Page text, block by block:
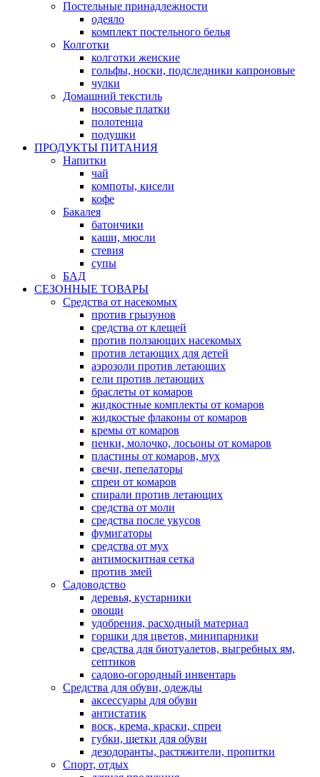
Постельные принадлежности
одеяло
комплект постельного белья
Колготки
колготки женские
гольфы, носки, подследники капроновые
чулки
Домашний текстиль
носовые платки
полотенца
подушки
ПРОДУКТЫ ПИТАНИЯ
Напитки
чай
компоты, кисели
кофе
Бакалея
батончики
каши, мюсли
стевия
супы
БАД
СЕЗОННЫЕ ТОВАРЫ
Средства от насекомых
против грызунов
средства от клещей
против ползающих насекомых
против летающих для детей
аэрозоли против летающих
гели против летающих
браслеты от комаров
жидкостные комплекты от комаров
жидкостые флаконы от комаров
кремы от комаров
пенки, молочко, лосьоны от комаров
пластины от комаров, мух
свечи, пепелаторы
спреи от комаров
спирали против летающих
средства от моли
средства после укусов
фумигаторы
средства от мух
антимоскитная сетка
против змей
Садоводство
деревья, кустарники
овощи
удобрения, расходный материал
горшки для цветов, минипарники
средства для биотуалетов, выгребных ям,
септиков
садово-огородный инвентарь
Средства для обуви, одежды
аксессуары для обуви
антистатик
воск, крема, краски, спреи
губки, щетки для обуви
дезодоранты, растяжители, пропитки
Спорт, отдых